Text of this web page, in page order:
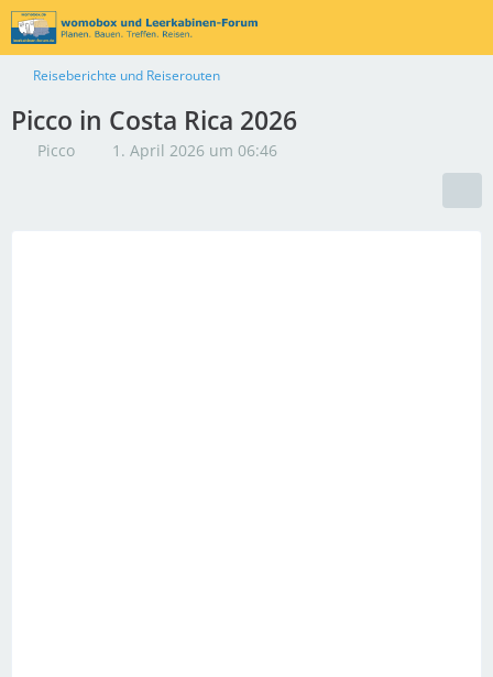
Reiseberichte und Reiserouten
Picco in Costa Rica 2026
Picco 1. April 2026 um 06:46